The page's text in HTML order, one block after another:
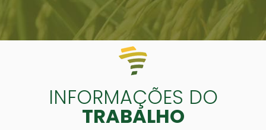
INFORMAÇÕES DO
TRABALHO